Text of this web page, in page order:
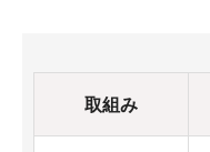
取組み